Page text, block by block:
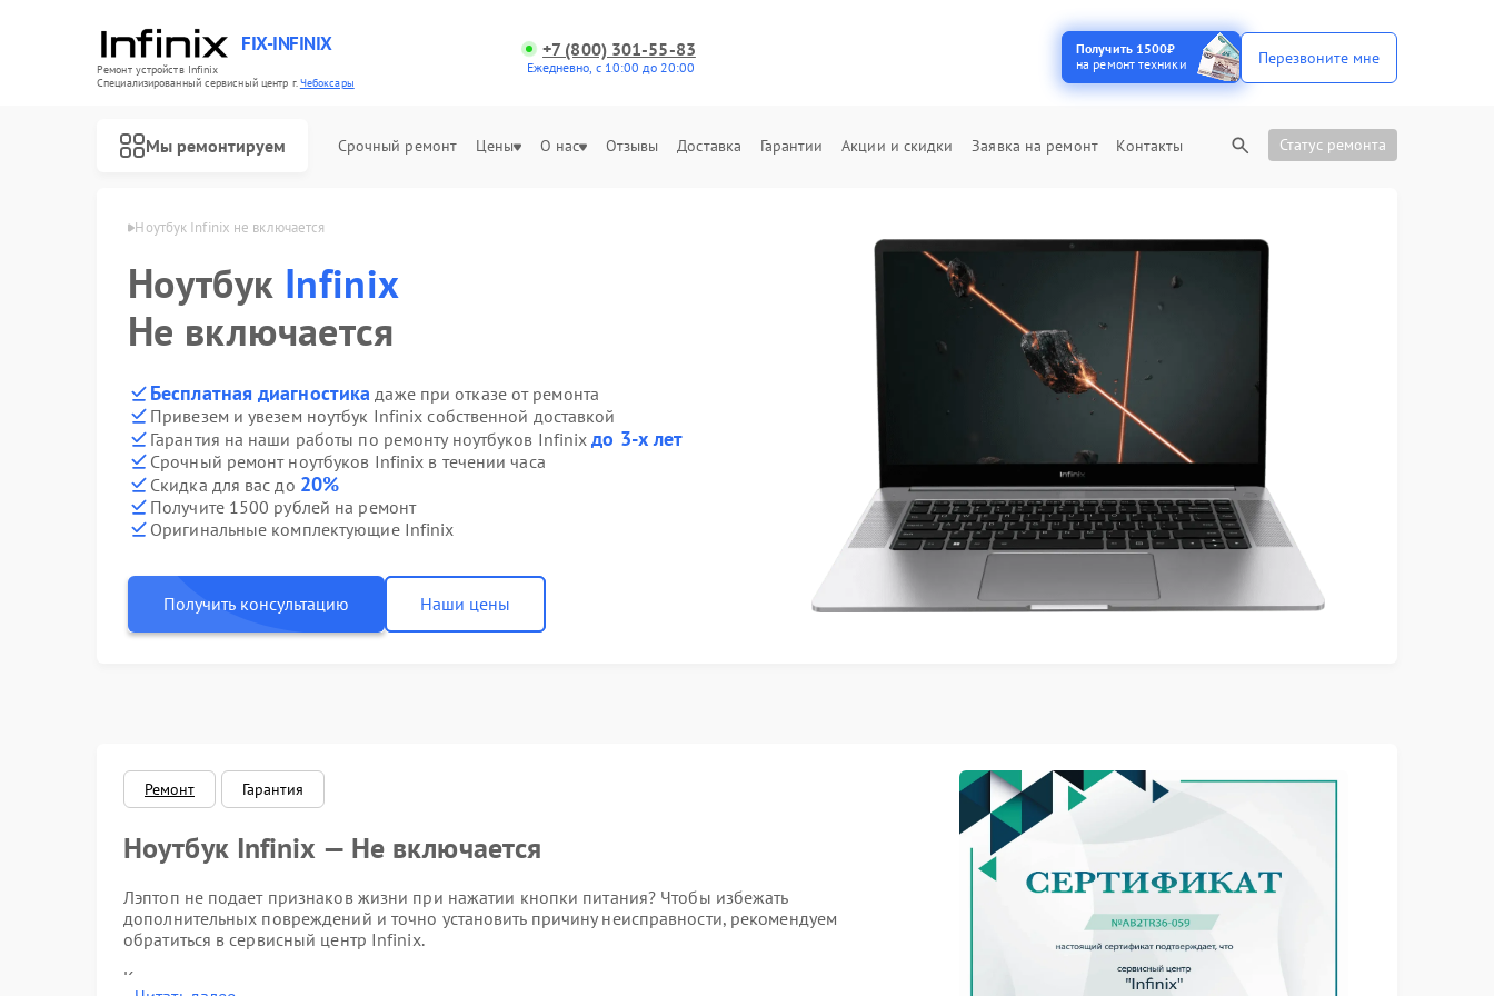
FIX-INFINIX
Ремонт устройств Infinix
Специализированный cервисный центр г.Чебоксары
+7 (800) 301-55-83
Ежедневно, с 10:00 до 20:00
Получить 1500₽
на ремонт техники
Перезвоните мне
Мы ремонтируем Срочный ремонт Цены О нас Отзывы Доставка Гарантии Акции и скидки Заявка на ремонт Контакты Статус ремонта
в Чебоксарах Ноутбук Infinix не включается
Ноутбук Infinix
Не включается
Бесплатная диагностика даже при отказе от ремонта
Привезем и увезем ноутбук Infinix собственной доставкой
Гарантия на наши работы по ремонту ноутбуков Infinixдо 3-х лет
Срочный ремонт ноутбуков Infinix в течении часа
Скидка для вас до 20%
Получите 1500 рублей на ремонт
Оригинальные комплектующие Infinix
Получить консультацию Наши цены
Ремонт Гарантия
Ноутбук Infinix — Не включается
Лэптоп не подает признаков жизни при нажатии кнопки питания? Чтобы избежать
дополнительных повреждений и точно установить причину неисправности, рекомендуем
обратиться в сервисный центр Infinix.
К частым причинам, по которым ноут может не включаться, относятся: